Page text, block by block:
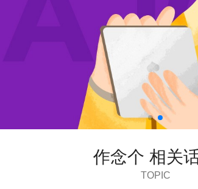
作念个 相关
TOPIC